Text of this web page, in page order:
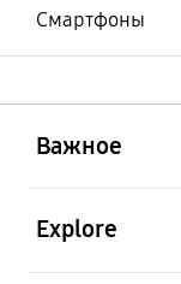
Смартфоны
Важное
Explore